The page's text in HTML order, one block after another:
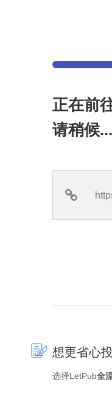
正在前
请稍候...
想更省心
选择LetPub全